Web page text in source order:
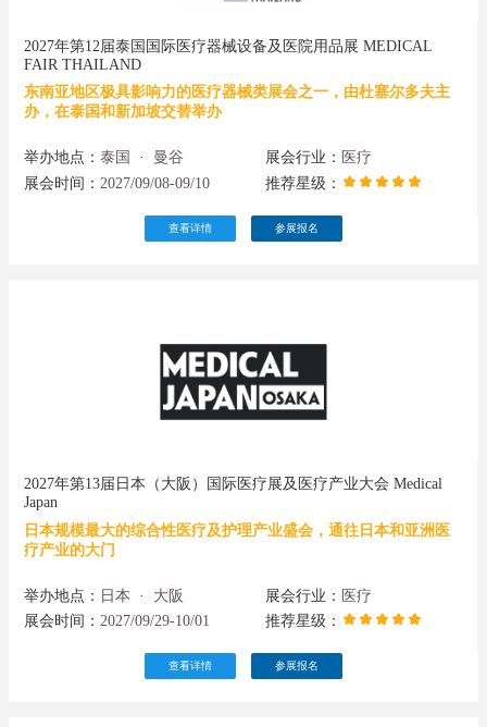
2027年第12届泰国国际医疗器械设备及医院用品展 MEDICAL
FAIR THAILAND
东南亚地区极具影响力的医疗器械类展会之一，由杜塞尔多夫主
办，在泰国和新加坡交替举办
举办地点：泰国 · 曼谷 展会行业： 医疗
展会时间：2027/09/08-09/10 推荐星级：
查看详情 参展报名
2027年第13届日本（大阪）国际医疗展及医疗产业大会 Medical
Japan
日本规模最大的综合性医疗及护理产业盛会，通往日本和亚洲医
疗产业的大门
举办地点： 日本 · 大阪 展会行业： 医疗
展会时间：2027/09/29-10/01 推荐星级：
查看详情 参展报名